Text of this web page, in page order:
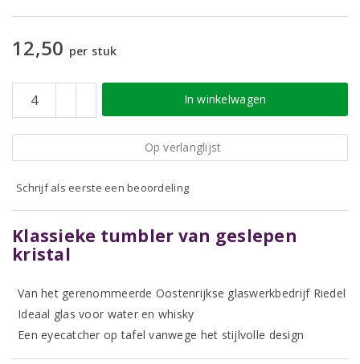
12,50 per stuk
In winkelwagen
Op verlanglijst
Schrijf als eerste een beoordeling
Klassieke tumbler van geslepen
kristal
Van het gerenommeerde Oostenrijkse glaswerkbedrijf Riedel
Ideaal glas voor water en whisky
Een eyecatcher op tafel vanwege het stijlvolle design